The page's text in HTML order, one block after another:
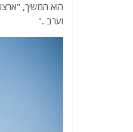
הוא המשיך,
וערב ."